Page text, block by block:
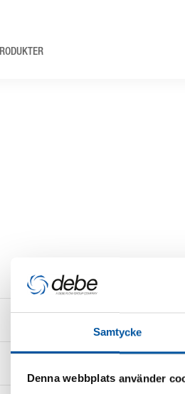
Samtycke
Denna webbplats använder